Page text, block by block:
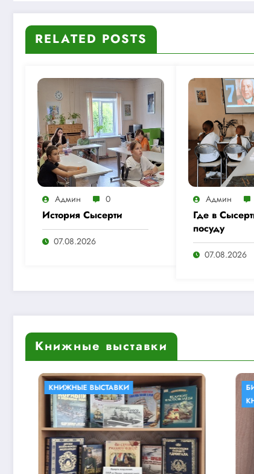
RELATED POSTS
Админ 0
История Сысерти
07.08.2026
Админ
Где в
посуду
07.08.2026
Книжные выставки
БИБЛИОТЕКИ В КНИГАХ
КНИЖНЫЕ ВЫСТАВКИ